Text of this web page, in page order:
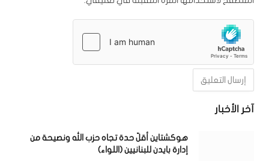
آخر الأخبار
هوكشتاين أقلّ حدة تجاه حزب الله ونصيحة من
إدارة بايدن للبنانيين (اللواء)